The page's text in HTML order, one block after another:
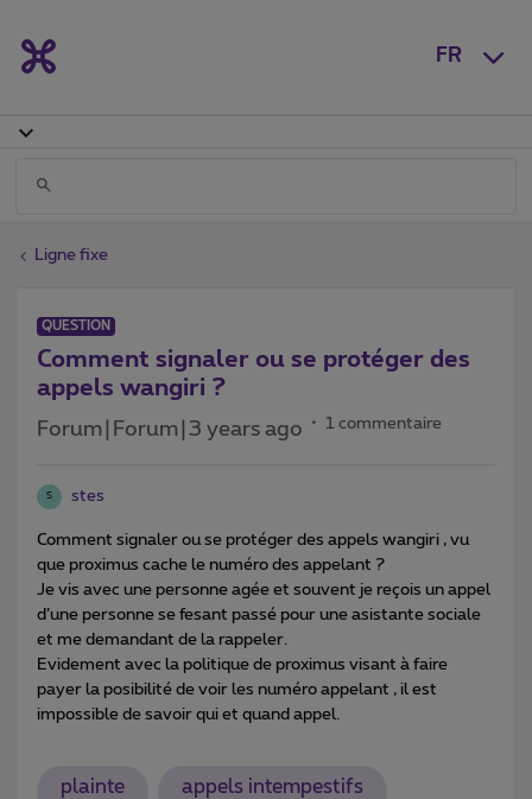
FR
Ligne fixe
QUESTION
Comment signaler ou se protéger des
appels wangiri ?
Forum|Forum|3 years ago 1 commentaire
S stes
Comment signaler ou se protéger des appels wangiri , vu
que proximus cache le numéro des appelant ?
Je vis avec une personne agée et souvent je reçois un appel
d’une personne se fesant passé pour une asistante sociale
et me demandant de la rappeler.
Evidement avec la politique de proximus visant à faire
payer la posibilité de voir les numéro appelant , il est
impossible de savoir qui et quand appel.
plainte appels intempestifs